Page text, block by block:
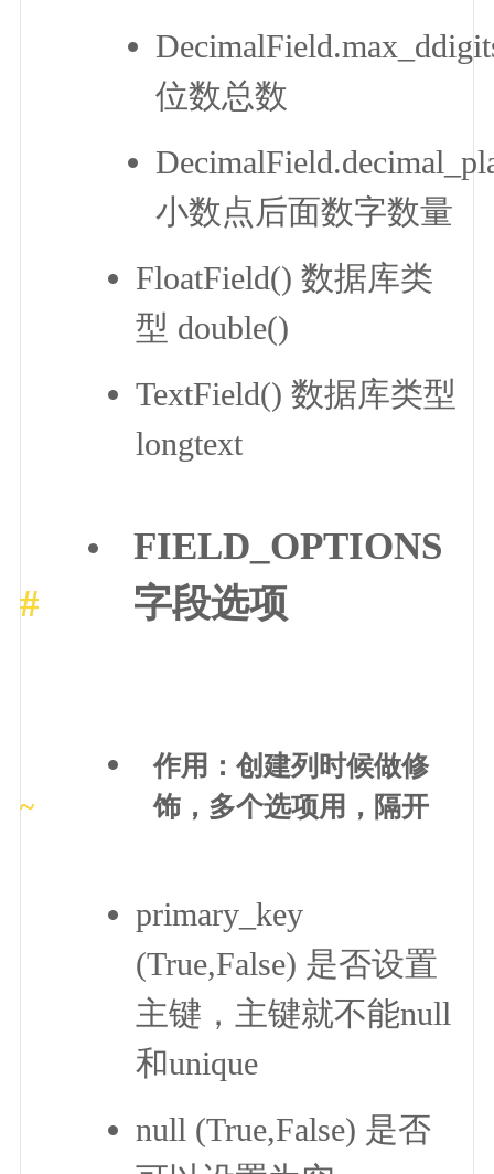
位数总数
小数点后面数字数量
FloatField() 数据库类
型 double()
TextField() 数据库类型
longtext
FIELD_OPTIONS
字段选项
作用：创建列时候做修
饰，多个选项用，隔开
primary_key
(True,False) 是否设置
主键，主键就不能null
和unique
null (True,False) 是否